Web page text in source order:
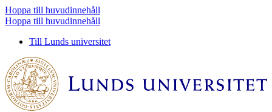
Hoppa till huvudinnehåll
Hoppa till huvudinnehåll
Till Lunds universitet